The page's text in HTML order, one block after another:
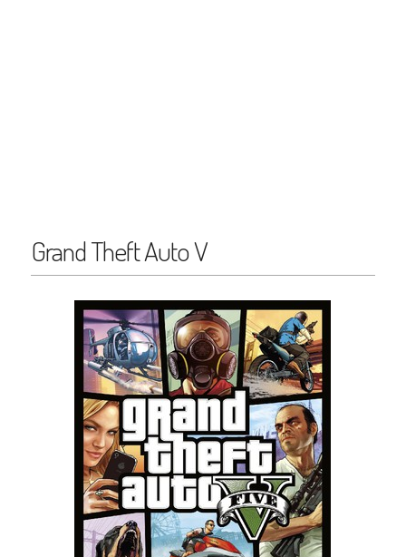
Grand Theft Auto V